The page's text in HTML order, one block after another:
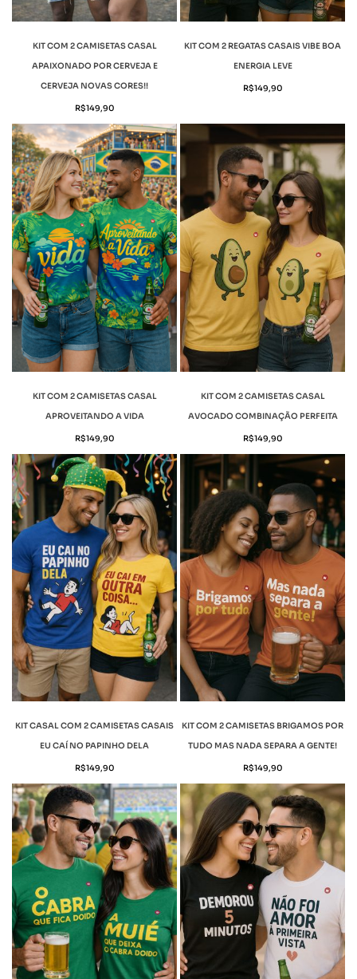
KIT COM 2 CAMISETAS CASAL
APAIXONADO POR CERVEJA E
CERVEJA NOVAS CORES!!
R$149,90
KIT COM 2 REGATAS CASAIS VIBE BOA
ENERGIA LEVE
R$149,90
KIT COM 2 CAMISETAS CASAL
APROVEITANDO A VIDA
R$149,90
KIT COM 2 CAMISETAS CASAL
AVOCADO COMBINAÇÃO PERFEITA
R$149,90
KIT CASAL COM 2 CAMISETAS CASAIS
EU CAÍ NO PAPINHO DELA
R$149,90
KIT COM 2 CAMISETAS BRIGAMOS POR
TUDO MAS NADA SEPARA A GENTE!
R$149,90